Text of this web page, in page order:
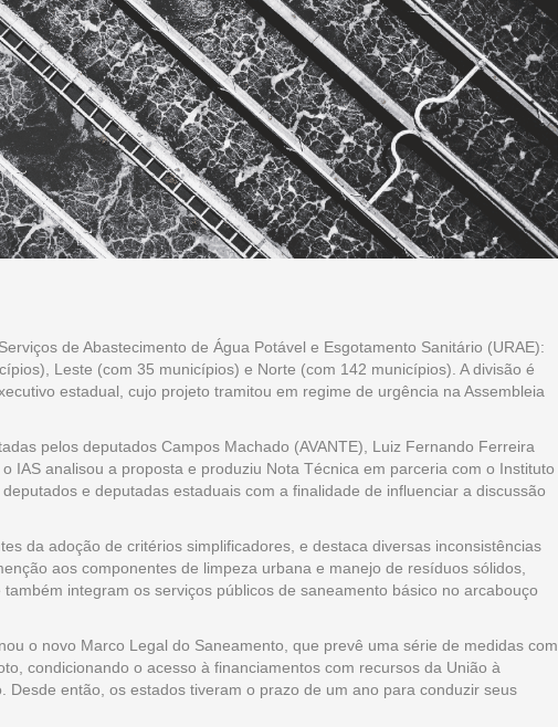
de Abastecimento de Água Potável e Esgotamento Sanitário (URAE):
Leste (com 35 municípios) e Norte (com 142 municípios). A divisão é
estadual, cujo projeto tramitou em regime de urgência na Assembleia
pelos deputados Campos Machado (AVANTE), Luiz Fernando Ferreira
IAS analisou a proposta e produziu Nota Técnica em parceria com o Instituto
e deputadas estaduais com a finalidade de influenciar a discussão
da adoção de critérios simplificadores, e destaca diversas inconsistências
aos componentes de limpeza urbana e manejo de resíduos sólidos,
integram os serviços públicos de saneamento básico no arcabouço
o novo Marco Legal do Saneamento, que prevê uma série de medidas com
condicionando o acesso à financiamentos com recursos da União à
então, os estados tiveram o prazo de um ano para conduzir seus